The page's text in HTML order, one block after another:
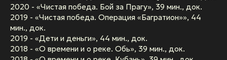
2020 - «Чистая победа. Бой за Прагу», 39 мин., док.
2019 - «Чистая победа. Операция «Багратион»», 44
мин., док.
2019 - «Дети и деньги», 44 мин., док.
2018 - «О времени и о реке. Обь», 39 мин., док.